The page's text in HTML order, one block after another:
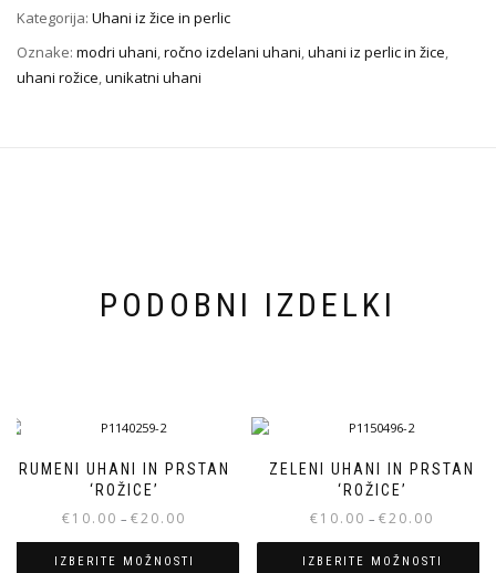
Kategorija: Uhani iz žice in perlic
Oznake: modri uhani,ročno izdelani uhani,uhani iz perlic in žice,
uhani rožice,unikatni uhani
PODOBNI IZDELKI
RUMENI UHANI IN PRSTAN
‘ROŽICE’
€10.00 – €20.00
razpon:
od
IZBERITE MOŽNOSTI
ZELENI UHANI IN PRSTAN
‘ROŽICE’
€10.00 – €20.00
razpon:
od
IZBERITE MOŽNOSTI